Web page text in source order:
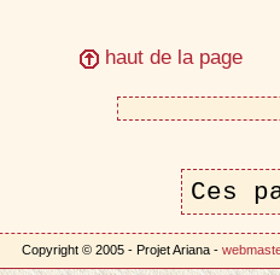
haut de la page
Ces
Copyright © 2005 - Projet Ariana -